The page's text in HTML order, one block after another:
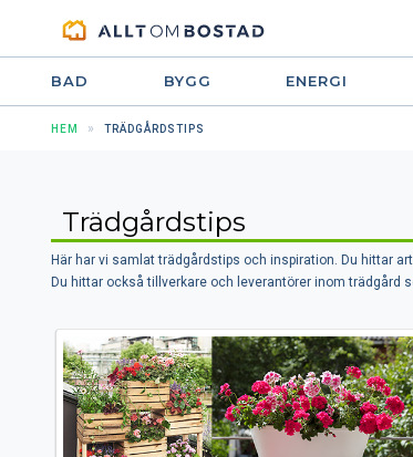
BAD BYGG ENERGI
HEM TRÄDGÅRDSTIPS
Trädgårdstips
Här har vi samlat trädgårdstips och inspiration. Du hittar
Du hittar också tillverkare och leverantörer inom trädgård